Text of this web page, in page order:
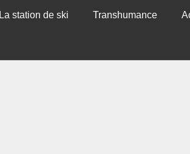
La station de ski Transhumance